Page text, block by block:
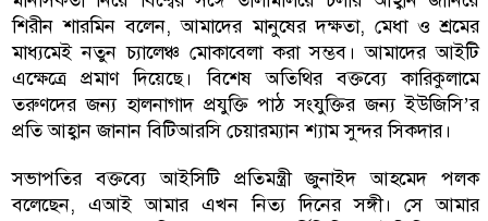
শিরীন শারমিন বলেন, আমাদের মানুষের দক্ষতা, মেধা ও শ্রমের
মাধ্যমেই নতুন চ্যালেঞ্চ মোকাবেলা করা সম্ভব। আমাদের আইটি
এক্ষেত্রে প্রমাণ দিয়েছে। বিশেষ অতিথির বক্তব্যে কারিকুলামে
তরুণদের জন্য হালনাগাদ প্রযুক্তি পাঠ সংযুক্তির জন্য ইউজিসি’র
প্রতি আহ্বান জানান বিটিআরসি চেয়ারম্যান শ্যাম সুন্দর সিকদার।
সভাপতির বক্তব্যে আইসিটি প্রতিমন্ত্রী জুনাইদ আহমেদ পলক
বলেছেন, এআই আমার এখন নিত্য দিনের সঙ্গী। সে আমার